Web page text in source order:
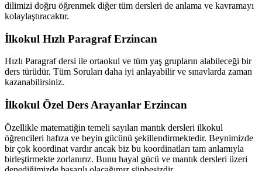
dilimizi doğru öğrenmek diğer tüm dersleri de anlama ve kavramayı
kolaylaştıracaktır.
İlkokul Hızlı Paragraf Erzincan
Hızlı Paragraf dersi ile ortaokul ve tüm yaş grupların alabileceği bir
ders türüdür. Tüm Soruları daha iyi anlayabilir ve sınavlarda zaman
kazanabilirsiniz.
İlkokul Özel Ders Arayanlar Erzincan
Özellikle matematiğin temeli sayılan mantık dersleri ilkokul
öğrencileri hafıza ve beyin gücünü şekillendirmektedir. Beynimizde
bir çok koordinat vardır ancak biz bu koordinatları tam anlamıyla
birleştirmekte zorlanırız. Bunu hayal gücü ve mantık dersleri üzeri